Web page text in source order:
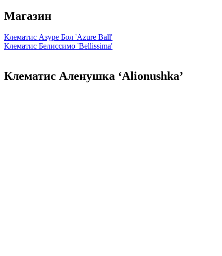
Магазин
Клематис Азуре Бол 'Azure Ball'
Клематис Белиссимо 'Bellissima'
Клематис Аленушка ‘Alionushka’